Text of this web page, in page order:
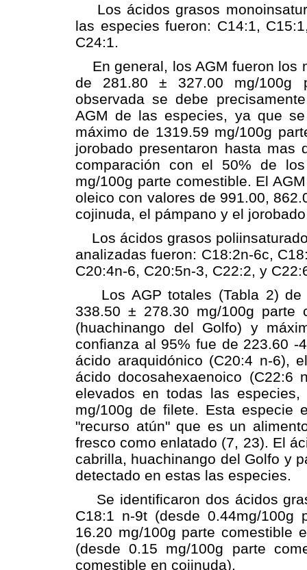
Los ácidos grasos
las especies fueron: C14:1,
C24:1.
En general, los AGM fueron los
de 281.80 ± 327.00 mg/100g
observada se debe
AGM de las especies, ya que
máximo de 1319.59 mg/100g
jorobado presentaron hasta
comparación con el 50% de
mg/100g parte comestible. El
oleico con valores de 991.00,
cojinuda, el pámpano y el
Los ácidos grasos
analizadas fueron: C18:2n-6c,
C20:4n-6, C20:5n-3, C22:2, y
Los AGP totales (Tabla 2) de
338.50 ± 278.30 mg/100g parte
(huachinango del Golfo) y
confianza al 95% fue de 223.60 -
ácido araquidónico (C20:4 n-6),
ácido docosahexaenoico
elevados en todas las
mg/100g de filete. Esta especie
"recurso atún" que es un
fresco como enlatado (7, 23). El
cabrilla, huachinango del Golfo y
detectado en estas las especies.
Se identificaron dos ácidos
C18:1 n-9t (desde 0.44mg/100g
16.20 mg/100g parte comestible
(desde 0.15 mg/100g parte
comestible en cojinuda).